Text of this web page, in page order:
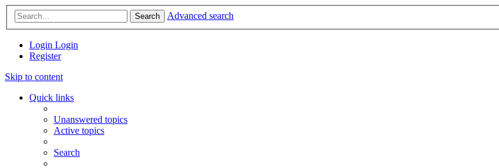
Search Advanced search
Login Login
Register
Skip to content
Quick links
Unanswered topics
Active topics
Search